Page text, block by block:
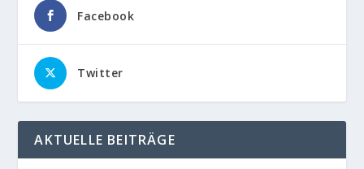
Facebook
Twitter
AKTUELLE BEITRÄGE